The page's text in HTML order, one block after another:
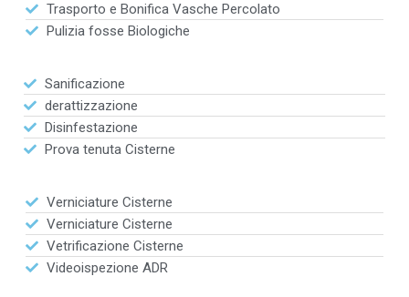
Trasporto e Bonifica Vasche Percolato
Pulizia fosse Biologiche
Sanificazione
derattizzazione
Disinfestazione
Prova tenuta Cisterne
Verniciature Cisterne
Verniciature Cisterne
Vetrificazione Cisterne
Videoispezione ADR